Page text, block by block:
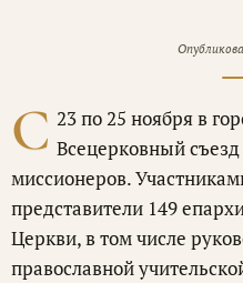
С 23 по 25 ноября в
Всецерковный
миссионеров.
представители 149
Церкви, в том числе
православной